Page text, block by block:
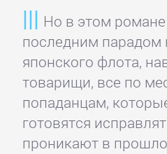
Но в этом
последним парадом
японского флота,
товарищи, все по
попаданцам,
готовятся
проникают в
Остросюжетные
любовные
романы
Современные
любовные